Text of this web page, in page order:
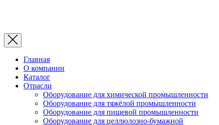
Главная
О компании
Каталог
Отрасли
Оборудование для химической промышленности
Оборудование для тяжёлой промышленности
Оборудование для пищевой промышленности
Оборудование для целлюлозно-бумажной